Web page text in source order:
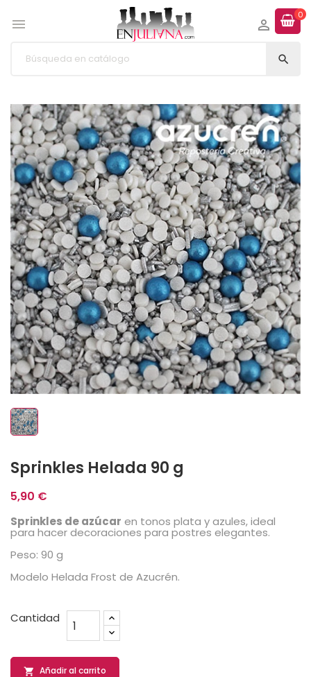

0


Sprinkles Helada 90 g
5,90 €
Sprinkles de azúcar en tonos plata y azules, ideal
para hacer decoraciones para postres elegantes.
Peso: 90 g
Modelo Helada Frost de Azucrén.
Cantidad
 Añadir al carrito